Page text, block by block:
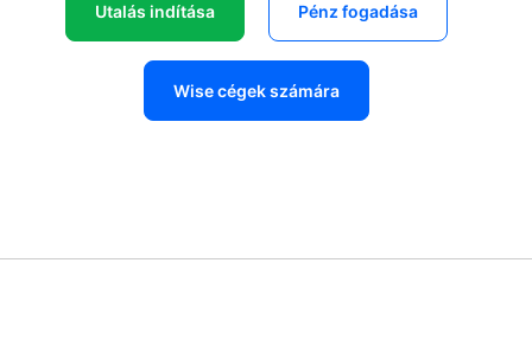
Utalás indítása Pénz fogadása
Wise cégek számára